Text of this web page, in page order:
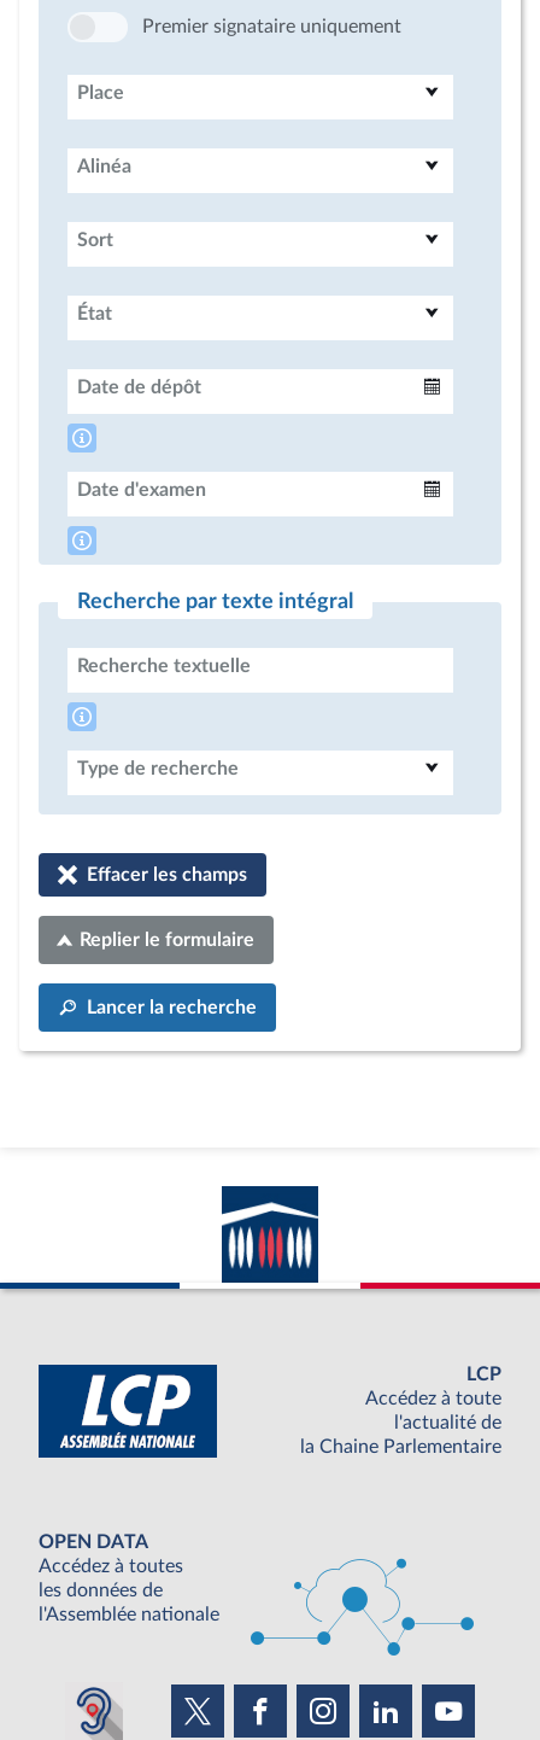
Premier signataire uniquement
Place
Alinéa
Sort
État
Date de dépôt
Date d'examen
Recherche par texte intégral
Recherche textuelle
Type de recherche
Effacer les champs
Replier le formulaire
Lancer la recherche
LCP
Accédez à toute
l'actualité de
la Chaine Parlementaire
OPEN DATA
Accédez à toutes
les données de
l'Assemblée nationale